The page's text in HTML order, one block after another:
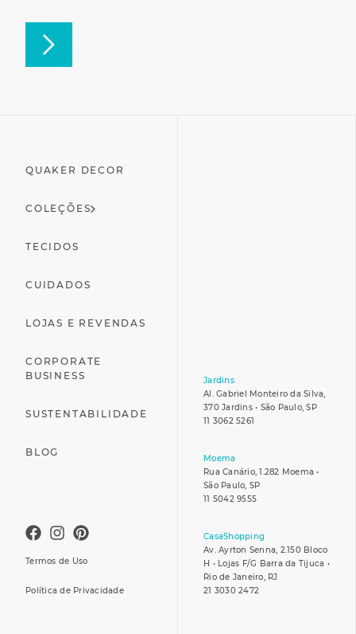
QUAKER DECOR
COLEÇÕES
TECIDOS
CUIDADOS
LOJAS E REVENDAS
CORPORATE
BUSINESS
SUSTENTABILIDADE
BLOG
Termos de Uso
Política de Privacidade
Jardins
Al. Gabriel Monteiro da Silva,
370 Jardins • São Paulo, SP
11 3062 5261
Moema
Rua Canário, 1.282 Moema •
São Paulo, SP
11 5042 9555
CasaShopping
Av. Ayrton Senna, 2.150 Bloco
H • Lojas F/G Barra da Tijuca •
Rio de Janeiro, RJ
21 3030 2472